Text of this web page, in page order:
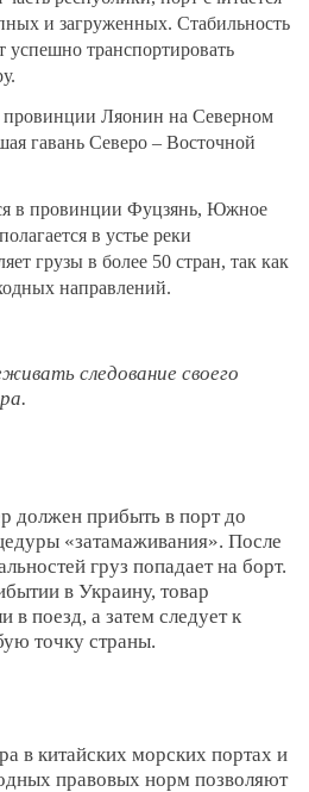
и загруженных. Стабильность
успешно транспортировать
провинции Ляонин на Северном
гавань Северо – Восточной
в провинции Фуцзянь, Южное
в устье реки
грузы в более 50 стран, так как
направлений.
следование своего
должен прибыть в порт до
«затамаживания». После
груз попадает на борт.
в Украину, товар
поезд, а затем следует к
точку страны.
в китайских морских портах и
правовых норм позволяют